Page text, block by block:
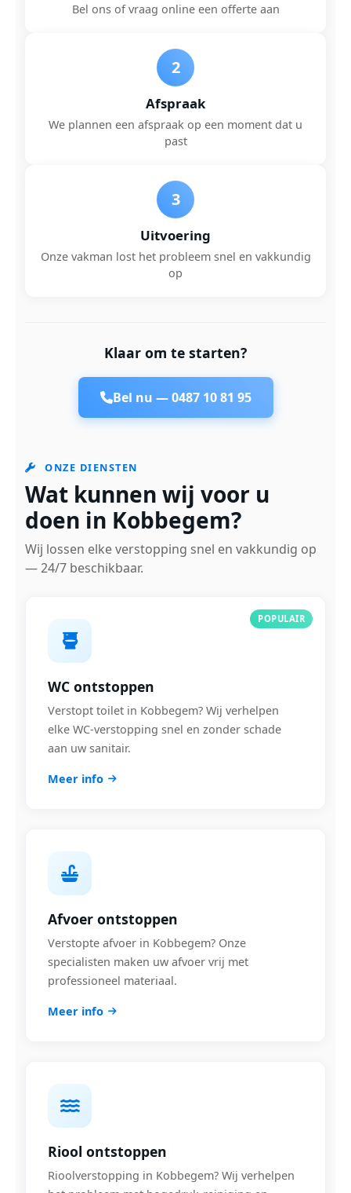
Bel ons of vraag online een offerte aan
2
Afspraak
We plannen een afspraak op een moment dat u
past
3
Uitvoering
Onze vakman lost het probleem snel en vakkundig
op
Klaar om te starten?
Bel nu —0487 10 81 95
ONZE DIENSTEN
Wat kunnen wij voor u
doen in Kobbegem?
Wij lossen elke verstopping snel en vakkundig op
— 24/7 beschikbaar.
POPULAIR
WC ontstoppen
Verstopt toilet in Kobbegem? Wij verhelpen
elke WC-verstopping snel en zonder schade
aan uw sanitair.
Meer info
Afvoer ontstoppen
Verstopte afvoer in Kobbegem? Onze
specialisten maken uw afvoer vrij met
professioneel materiaal.
Meer info
Riool ontstoppen
Rioolverstopping in Kobbegem? Wij verhelpen